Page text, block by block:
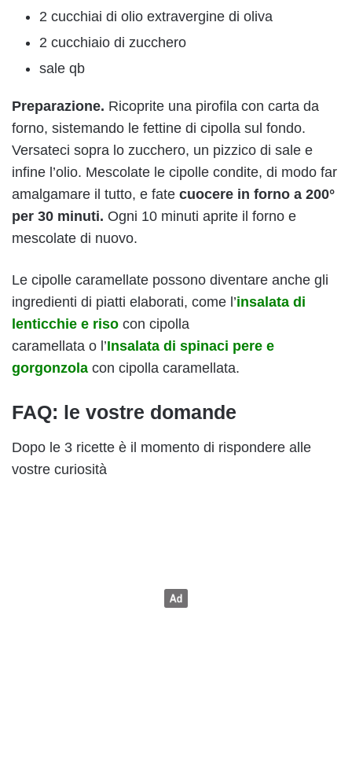
2 cucchiai di olio extravergine di oliva
2 cucchiaio di zucchero
sale qb
Preparazione. Ricoprite una pirofila con carta da
forno, sistemando le fettine di cipolla sul fondo.
Versateci sopra lo zucchero, un pizzico di sale e
infine l’olio. Mescolate le cipolle condite, di modo far
amalgamare il tutto, e fate cuocere in forno a 200°
per 30 minuti. Ogni 10 minuti aprite il forno e
mescolate di nuovo.
Le cipolle caramellate possono diventare anche gli
ingredienti di piatti elaborati, come l’insalata di
lenticchie e riso con cipolla
caramellata o l’Insalata di spinaci pere e
gorgonzola con cipolla caramellata.
FAQ: le vostre domande
Dopo le 3 ricette è il momento di rispondere alle
vostre curiosità